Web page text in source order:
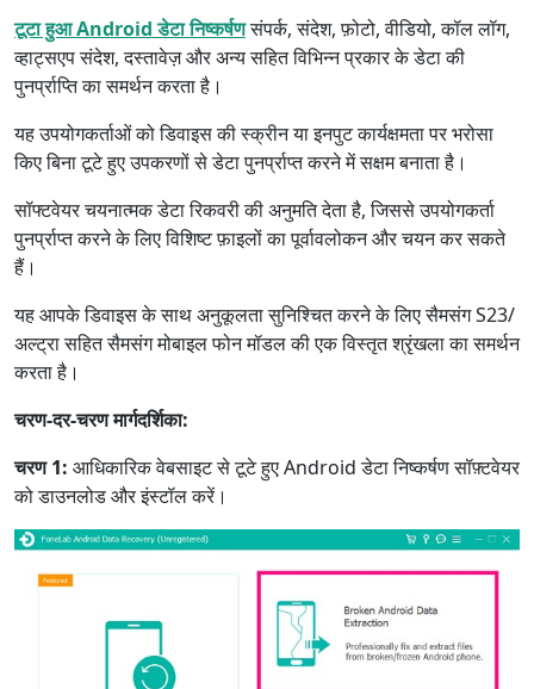
टूटा हुआ Android डेटा निष्कर्षणसंपर्क, संदेश, फ़ोटो, वीडियो, कॉल लॉग,
व्हाट्सएप संदेश, दस्तावेज़ और अन्य सहित विभिन्न प्रकार के डेटा की
पुनर्प्राप्ति का समर्थन करता है।
यह उपयोगकर्ताओं को डिवाइस की स्क्रीन या इनपुट कार्यक्षमता पर भरोसा
किए बिना टूटे हुए उपकरणों से डेटा पुनर्प्राप्त करने में सक्षम बनाता है।
सॉफ्टवेयर चयनात्मक डेटा रिकवरी की अनुमति देता है, जिससे उपयोगकर्ता
पुनर्प्राप्त करने के लिए विशिष्ट फ़ाइलों का पूर्वावलोकन और चयन कर सकते
हैं।
यह आपके डिवाइस के साथ अनुकूलता सुनिश्चित करने के लिए सैमसंग S23/
अल्ट्रा सहित सैमसंग मोबाइल फोन मॉडल की एक विस्तृत श्रृंखला का समर्थन
करता है।
चरण-दर-चरण मार्गदर्शिका:
चरण 1: आधिकारिक वेबसाइट से टूटे हुए Android डेटा निष्कर्षण सॉफ़्टवेयर
को डाउनलोड और इंस्टॉल करें।